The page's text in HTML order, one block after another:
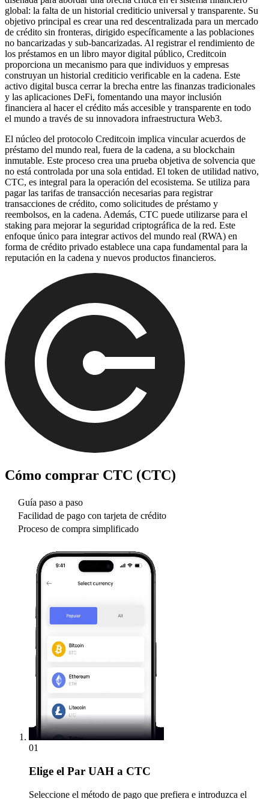
global: la falta de un historial crediticio universal y transparente. Su
objetivo principal es crear una red descentralizada para un mercado
de crédito sin fronteras, dirigido específicamente a las poblaciones
no bancarizadas y sub-bancarizadas. Al registrar el rendimiento de
los préstamos en un libro mayor digital público, Creditcoin
proporciona un mecanismo para que individuos y empresas
construyan un historial crediticio verificable en la cadena. Este
activo digital busca cerrar la brecha entre las finanzas tradicionales
y las aplicaciones DeFi, fomentando una mayor inclusión
financiera al hacer el crédito más accesible y transparente en todo
el mundo a través de su innovadora infraestructura Web3.
El núcleo del protocolo Creditcoin implica vincular acuerdos de
préstamo del mundo real, fuera de la cadena, a su blockchain
inmutable. Este proceso crea una prueba objetiva de solvencia que
no está controlada por una sola entidad. El token de utilidad nativo,
CTC, es integral para la operación del ecosistema. Se utiliza para
pagar las tarifas de transacción necesarias para registrar
transacciones de crédito, como solicitudes de préstamo y
reembolsos, en la cadena. Además, CTC puede utilizarse para el
staking para mejorar la seguridad criptográfica de la red. Este
enfoque único para integrar activos del mundo real (RWA) en
forma de crédito privado establece una capa fundamental para la
reputación en la cadena y nuevos productos financieros.
Cómo comprar CTC (CTC)
Guía paso a paso
Facilidad de pago con tarjeta de crédito
Proceso de compra simplificado
01
Elige el Par UAH a CTC
Seleccione el método de pago que prefiera e introduzca el